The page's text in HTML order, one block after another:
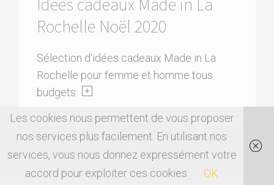
Rochelle Noël 2020
Sélection d'idées cadeaux Made in La
Rochelle pour femme et homme tous
budgets.
Les cookies nous permettent de vous proposer
nos services plus facilement. En utilisant nos
services, vous nous donnez expressément votre
accord pour exploiter ces cookies.
OK